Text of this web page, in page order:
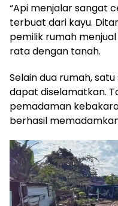
“Api menjalar sangat
terbuat dari kayu.
pemilik rumah
rata dengan tanah.
Selain dua rumah,
dapat diselamatkan.
pemadaman
berhasil